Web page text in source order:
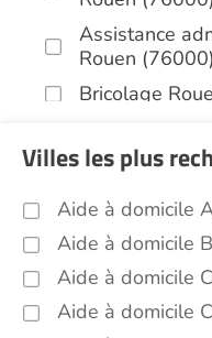
Assistance
Rouen (76000)
Bricolage
Jardinage
Aide aux
Entretien du
repassage,
Villes les plus
Aide à domicile
Aide à domicile
Aide à domicile
Aide à domicile